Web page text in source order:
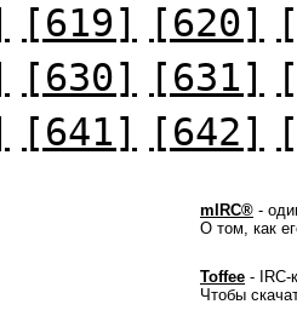
[619] [620]
[630] [631]
[641] [642]
mIRC® -
О том, как
Toffee - IRC-
Чтобы